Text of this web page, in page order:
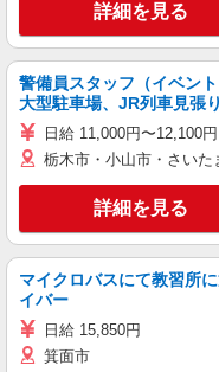
詳細を見る
警備員スタッフ（イベント
大型駐車場、JR列車見張り
日給 11,000円〜12,100円
栃木市・小山市・さい
詳細を見る
マイクロバスにて教習所
イバー
日給 15,850円
箕面市